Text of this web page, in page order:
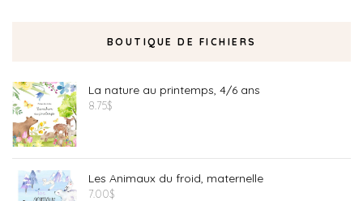
BOUTIQUE DE FICHIERS
La nature au printemps, 4/6 ans
8.75$
Les Animaux du froid, maternelle
7.00$